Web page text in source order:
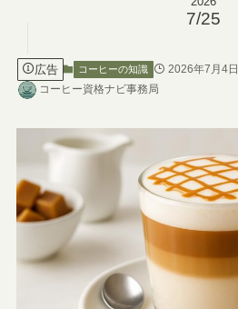
7/25
広告 コーヒーの知識 2026年7月4日
コーヒー資格ナビ事務局